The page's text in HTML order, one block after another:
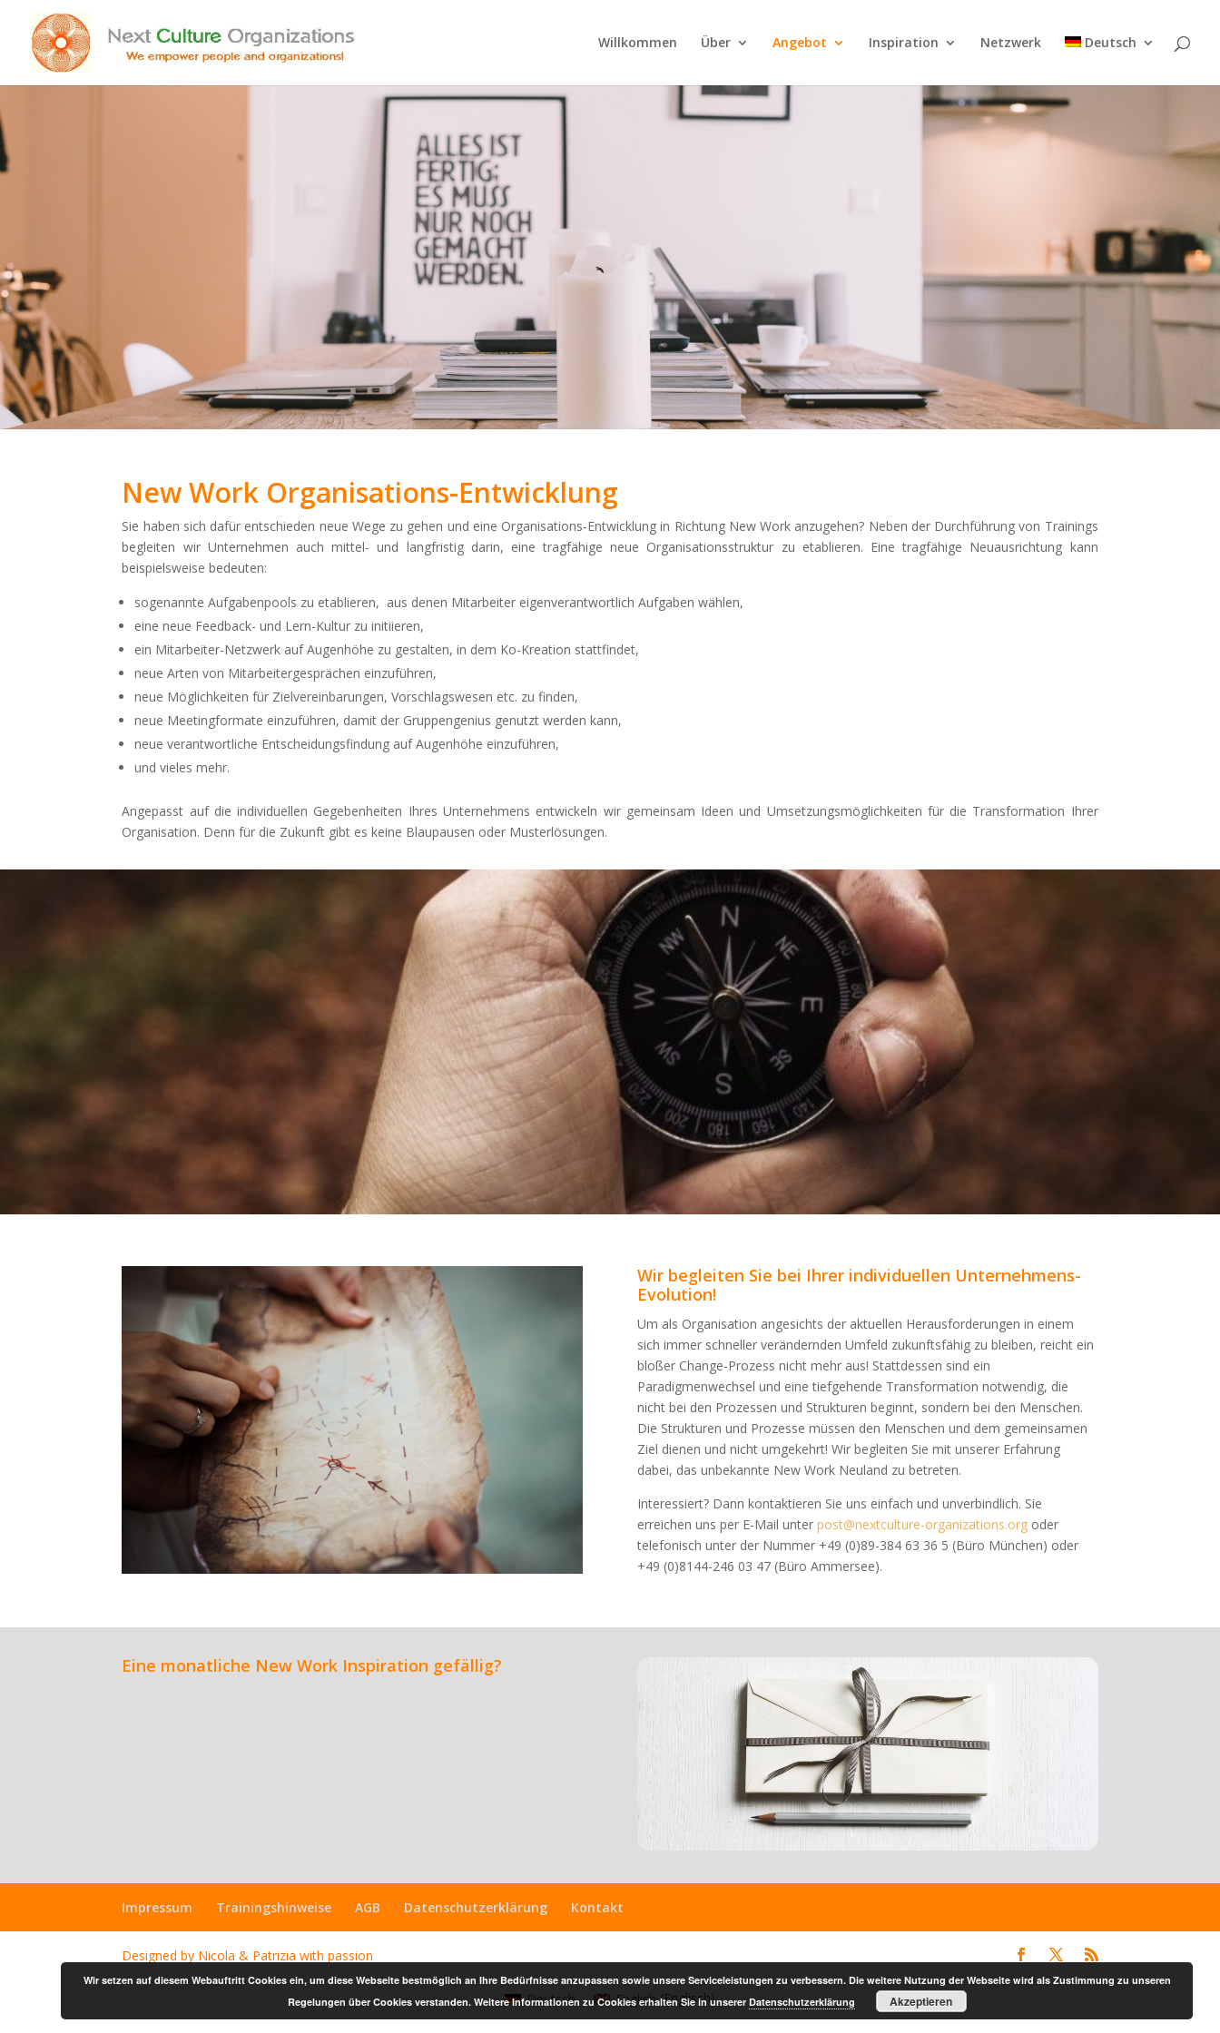
Willkommen Über Angebot Inspiration Netzwerk Deutsch
New Work Organisations-Entwicklung
Sie haben sich dafür entschieden neue Wege zu gehen und eine Organisations-Entwicklung in Richtung New Work anzugehen? Neben der Durchführung von Trainings
begleiten wir Unternehmen auch mittel- und langfristig darin, eine tragfähige neue Organisationsstruktur zu etablieren. Eine tragfähige Neuausrichtung kann
beispielsweise bedeuten:
sogenannte Aufgabenpools zu etablieren, aus denen Mitarbeiter eigenverantwortlich Aufgaben wählen,
eine neue Feedback- und Lern-Kultur zu initiieren,
ein Mitarbeiter-Netzwerk auf Augenhöhe zu gestalten, in dem Ko-Kreation stattfindet,
neue Arten von Mitarbeitergesprächen einzuführen,
neue Möglichkeiten für Zielvereinbarungen, Vorschlagswesen etc. zu finden,
neue Meetingformate einzuführen, damit der Gruppengenius genutzt werden kann,
neue verantwortliche Entscheidungsfindung auf Augenhöhe einzuführen,
und vieles mehr.
Angepasst auf die individuellen Gegebenheiten Ihres Unternehmens entwickeln wir gemeinsam Ideen und Umsetzungsmöglichkeiten für die Transformation Ihrer
Organisation. Denn für die Zukunft gibt es keine Blaupausen oder Musterlösungen.
Wir begleiten Sie bei Ihrer individuellen Unternehmens-
Evolution!
Um als Organisation angesichts der aktuellen Herausforderungen in einem
sich immer schneller verändernden Umfeld zukunftsfähig zu bleiben, reicht ein
bloßer Change-Prozess nicht mehr aus! Stattdessen sind ein
Paradigmenwechsel und eine tiefgehende Transformation notwendig, die
nicht bei den Prozessen und Strukturen beginnt, sondern bei den Menschen.
Die Strukturen und Prozesse müssen den Menschen und dem gemeinsamen
Ziel dienen und nicht umgekehrt! Wir begleiten Sie mit unserer Erfahrung
dabei, das unbekannte New Work Neuland zu betreten.
Interessiert? Dann kontaktieren Sie uns einfach und unverbindlich. Sie
erreichen uns per E-Mail unter post@nextculture-organizations.orgoder
telefonisch unter der Nummer +49 (0)89-384 63 36 5 (Büro München) oder
+49 (0)8144-246 03 47 (Büro Ammersee).
Eine monatliche New Work Inspiration gefällig?
Impressum Trainingshinweise AGB Datenschutzerklärung Kontakt
Designed by Nicola & Patrizia with passion
Deutsch English(Englisch)
Wir setzen auf diesem Webauftritt Cookies ein, um diese Webseite bestmöglich an Ihre Bedürfnisse anzupassen sowie unsere Serviceleistungen zu verbessern. Die weitere Nutzung der Webseite wird als Zustimmung zu unseren
Regelungen über Cookies verstanden. Weitere Informationen zu Cookies erhalten Sie in unserer Datenschutzerklärung Akzeptieren